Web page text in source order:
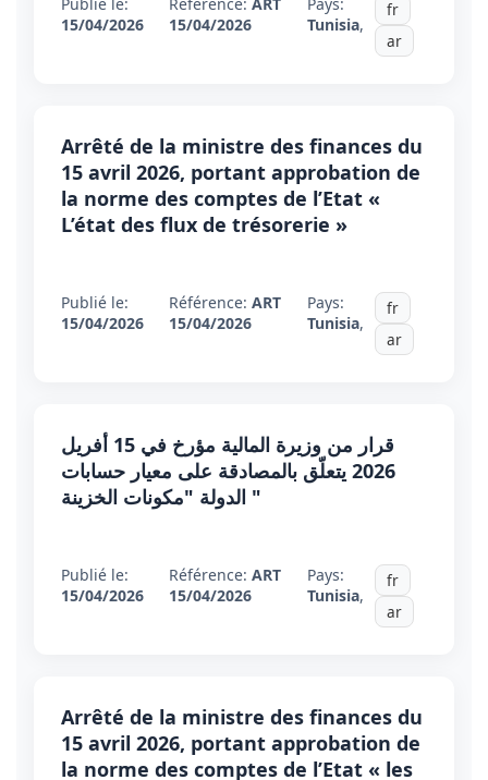
15/04/2026
15/04/2026
Tunisia,
fr
ar
Arrêté de la ministre des finances du
15 avril 2026, portant approbation de
la norme des comptes de l’Etat «
L’état des flux de trésorerie »
Publié le:
15/04/2026
Référence: ART
15/04/2026
Pays:
Tunisia,
fr
ar
قرار من وزيرة المالية مؤرخ في 15 أفريل
2026 يتعلّق بالمصادقة على معيار حسابات
الدولة "مكونات الخزينة "
Publié le:
15/04/2026
Référence: ART
15/04/2026
Pays:
Tunisia,
fr
ar
Arrêté de la ministre des finances du
15 avril 2026, portant approbation de
la norme des comptes de l’Etat « les